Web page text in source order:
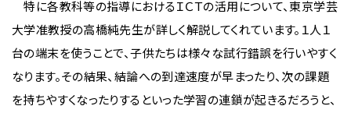
特に各教科等の指導におけるＩＣＴの活用について、東京学芸
大学准教授の高橋純先生が詳しく解説してくれています。１人１
台の端末を使うことで、子供たちは様々な試行錯誤を行いやすく
なります。その結果、結論への到達速度が早まったり、次の課題
を持ちやすくなったりするといった学習の連鎖が起きるだろうと、